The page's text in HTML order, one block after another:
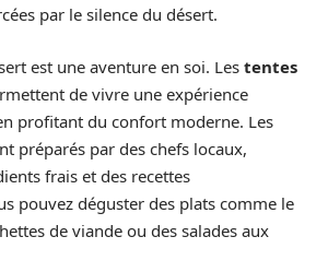
par le silence du désert.
est une aventure en soi. Les tentes
de vivre une expérience
profitant du confort moderne. Les
préparés par des chefs locaux,
frais et des recettes
pouvez déguster des plats comme le
de viande ou des salades aux